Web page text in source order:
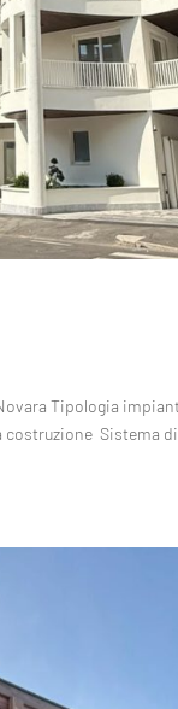
Tipologia
Sistema